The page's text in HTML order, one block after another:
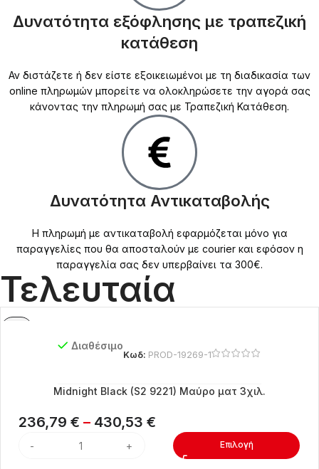
Δυνατότητα εξόφλησης με τραπεζική
κατάθεση
Αν διστάζετε ή δεν είστε εξοικειωμένοι με τη διαδικασία των
online πληρωμών μπορείτε να ολοκληρώσετε την αγορά σας
κάνοντας την πληρωμή σας με Τραπεζική Κατάθεση.
Δυνατότητα Αντικαταβολής
Η πληρωμή με αντικαταβολή εφαρμόζεται μόνο για
παραγγελίες που θα αποσταλούν με courier και εφόσον η
παραγγελία σας δεν υπερβαίνει τα 300€.
Τελευταία
Διαθέσιμο
Κωδ: PROD-19269-1
Midnight Black (S2 9221) Μαύρο ματ 3χιλ.
236,79 € – 430,53 €
Επιλογή